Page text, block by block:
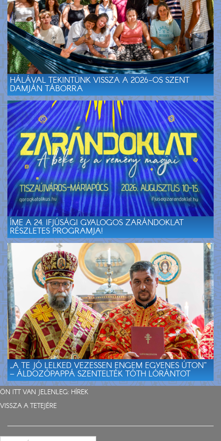
HÁLÁVAL TEKINTÜNK VISSZA A 2026-OS SZENT
DAMJÁN TÁBORRA
ÍME A 24. IFJÚSÁGI GYALOGOS ZARÁNDOKLAT
RÉSZLETES PROGRAMJA!
„A TE JÓ LELKED VEZESSEN ENGEM EGYENES ÚTON”
– ÁLDOZÓPAPPÁ SZENTELTÉK TÓTH LÓRÁNTOT
ÖN ITT VAN JELENLEG: HÍREK
VISSZA A TETEJÉRE